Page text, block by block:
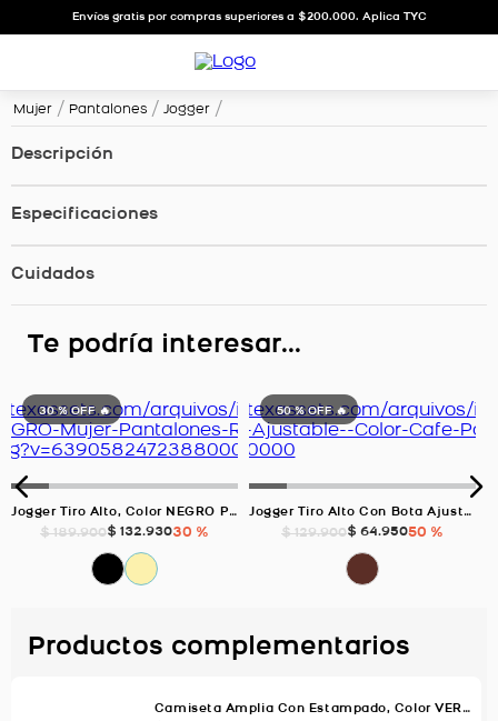
Envíos gratis por compras superiores a $200.000. Aplica TYC
Mujer Pantalones Jogger
Descripción
Especificaciones
Cuidados
Te podría interesar...
30 % OFF 🔥
Jogger Tiro Alto, Color NEGRO Para Mujer
$ 189.900$ 132.93030 %
50 % OFF 🔥
Jogger Tiro Alto Con Bota Ajustable, Color Cafe Para Mujer
$ 129.900$ 64.95050 %
Productos complementarios
Camiseta Amplia Con Estampado, Color VERDE AGUA Para Mujer